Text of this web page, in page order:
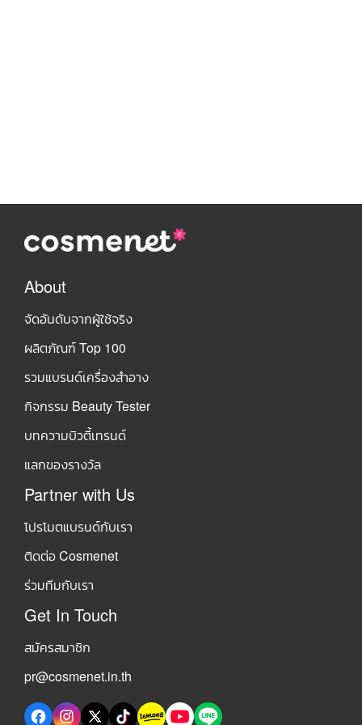
About
จัดอันดับจากผู้ใช้จริง
ผลิตภัณฑ์ Top 100
รวมแบรนด์เครื่องสำอาง
กิจกรรม Beauty Tester
บทความบิวตี้เทรนด์
แลกของรางวัล
Partner with Us
โปรโมตแบรนด์กับเรา
ติดต่อ Cosmenet
ร่วมทีมกับเรา
Get In Touch
สมัครสมาชิก
pr@cosmenet.in.th